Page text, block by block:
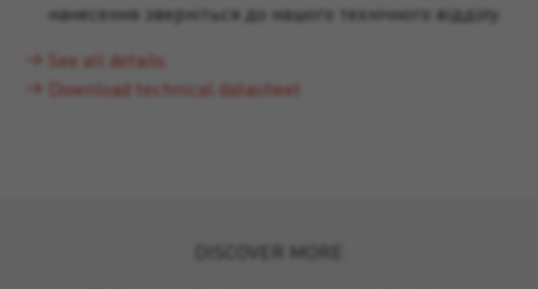
нанесення зверніться до нашого технічного відділу.
See all details
Download technical datasheet
DISCOVER MORE